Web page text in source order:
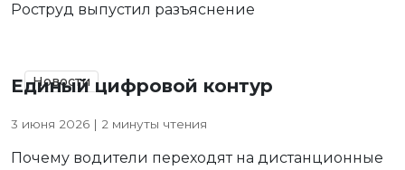
Роструд выпустил разъяснение
Новости
Единый цифровой контур
3 июня 2026 | 2 минуты чтения
Почему водители переходят на дистанционные